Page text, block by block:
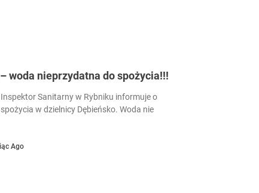
woda nieprzydatna do spożycia!!!
Sanitarny w Rybniku informuje o
w dzielnicy Dębieńsko. Woda nie
Ago